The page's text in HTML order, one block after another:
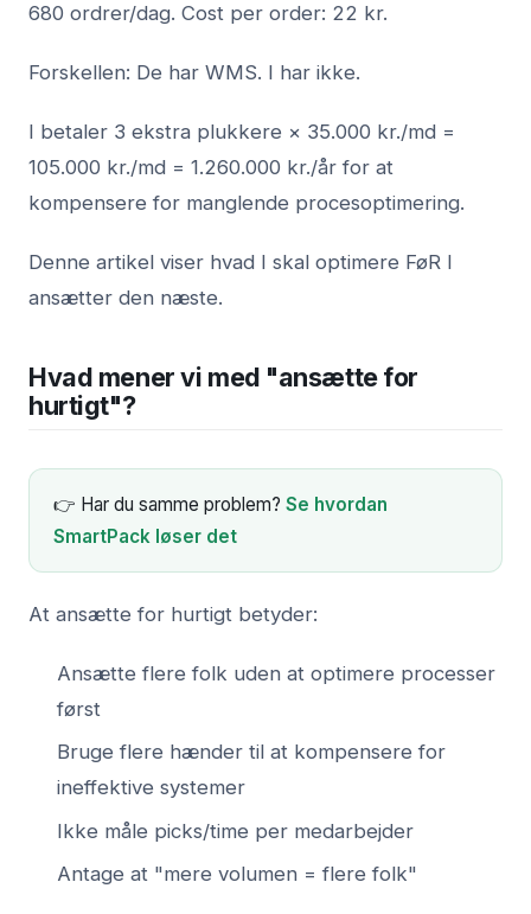
680 ordrer/dag. Cost per order: 22 kr.
Forskellen: De har WMS. I har ikke.
I betaler 3 ekstra plukkere × 35.000 kr./md =
105.000 kr./md = 1.260.000 kr./år for at
kompensere for manglende procesoptimering.
Denne artikel viser hvad I skal optimere FøR I
ansætter den næste.
Hvad mener vi med "ansætte for
hurtigt"?
👉 Har du samme problem? Se hvordan
SmartPack løser det
At ansætte for hurtigt betyder:
Ansætte flere folk uden at optimere processer
først
Bruge flere hænder til at kompensere for
ineffektive systemer
Ikke måle picks/time per medarbejder
Antage at "mere volumen = flere folk"